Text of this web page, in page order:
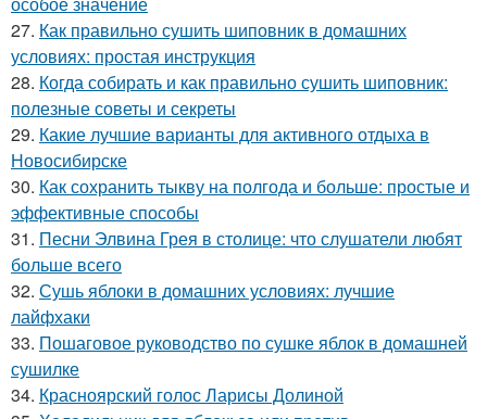
27. Как правильно сушить шиповник в домашних
условиях: простая инструкция
28. Когда собирать и как правильно сушить шиповник:
полезные советы и секреты
29. Какие лучшие варианты для активного отдыха в
Новосибирске
30. Как сохранить тыкву на полгода и больше: простые и
эффективные способы
31. Песни Элвина Грея в столице: что слушатели любят
больше всего
32. Сушь яблоки в домашних условиях: лучшие
лайфхаки
33. Пошаговое руководство по сушке яблок в домашней
сушилке
34. Красноярский голос Ларисы Долиной